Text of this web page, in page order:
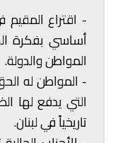
- اقتراع
أساسي بفكرة
المواطن والدولة.
- المواطن له
التي يدفع لها
تاريخياً في لبنان.